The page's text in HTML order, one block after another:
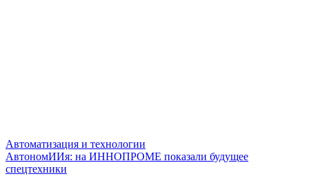
Автоматизация и технологии
АвтономИИя: на ИННОПРОМЕ показали будущее
спецтехники